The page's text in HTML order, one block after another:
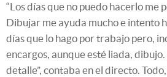
“Los días que no puedo hacerlo me
Dibujar me ayuda mucho e intento
días que lo hago por trabajo pero,
encargos, aunque esté liada,
detalle”, contaba en el directo.